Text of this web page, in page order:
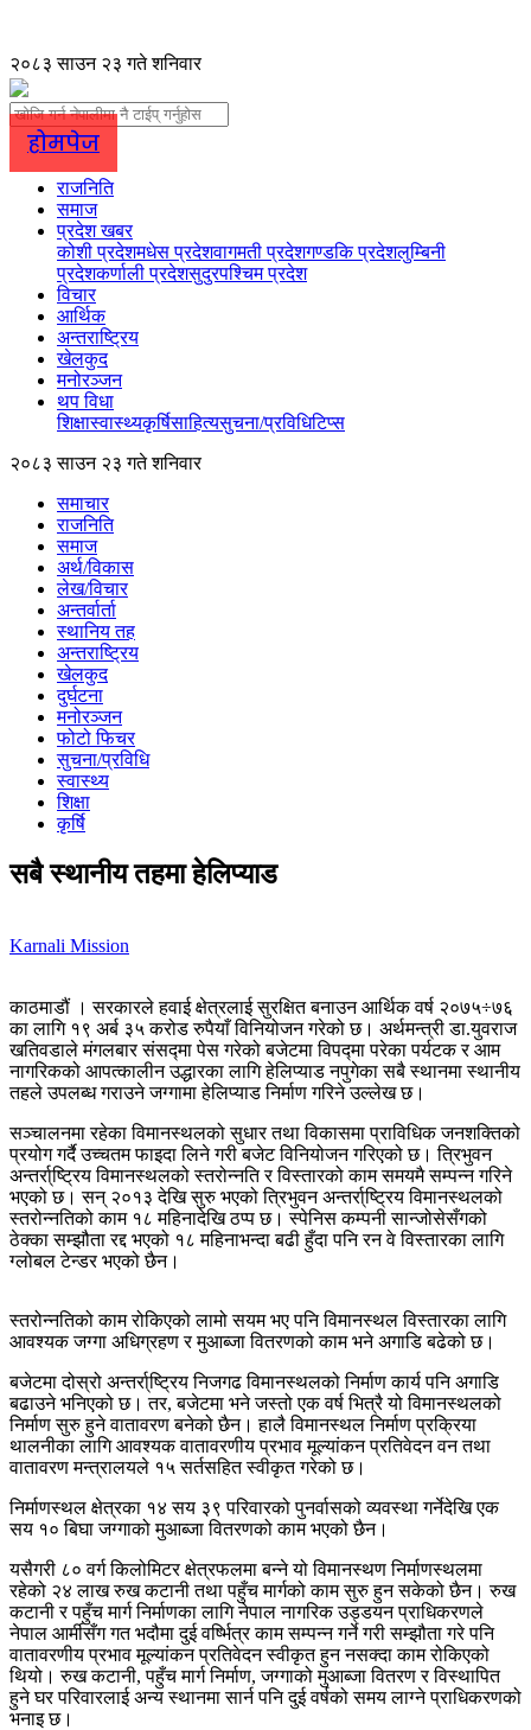
२०८३ साउन २३ गते शनिवार
होमपेज
राजनिति
समाज
प्रदेश खबर
कोशी प्रदेशमधेस प्रदेशवागमती प्रदेशगण्डकि प्रदेशलुम्बिनी
प्रदेशकर्णाली प्रदेशसुदुरपश्चिम प्रदेश
विचार
आर्थिक
अन्तराष्ट्रिय
खेलकुद
मनोरञ्जन
थप विधा
शिक्षास्वास्थ्यकृर्षिसाहित्यसुचना/प्रविधिटिप्स
२०८३ साउन २३ गते शनिवार
समाचार
राजनिति
समाज
अर्थ/विकास
लेख/विचार
अन्तर्वार्ता
स्थानिय तह
अन्तराष्ट्रिय
खेलकुद
दुर्घटना
मनोरञ्जन
फोटो फिचर
सुचना/प्रविधि
स्वास्थ्य
शिक्षा
कृर्षि
सबै स्थानीय तहमा हेलिप्याड
Karnali Mission
काठमाडौं । सरकारले हवाई क्षेत्रलाई सुरक्षित बनाउन आर्थिक वर्ष २०७५÷७६
का लागि १९ अर्ब ३५ करोड रुपैयाँ विनियोजन गरेको छ। अर्थमन्त्री डा.युवराज
खतिवडाले मंगलबार संसद्मा पेस गरेको बजेटमा विपद्मा परेका पर्यटक र आम
नागरिकको आपत्कालीन उद्धारका लागि हेलिप्याड नपुगेका सबै स्थानमा स्थानीय
तहले उपलब्ध गराउने जग्गामा हेलिप्याड निर्माण गरिने उल्लेख छ।
सञ्चालनमा रहेका विमानस्थलको सुधार तथा विकासमा प्राविधिक जनशक्तिको
प्रयोग गर्दै उच्चतम फाइदा लिने गरी बजेट विनियोजन गरिएको छ। त्रिभुवन
अन्तर्रा्ष्ट्रिय विमानस्थलको स्तरोन्नति र विस्तारको काम समयमै सम्पन्न गरिने
भएको छ। सन् २०१३ देखि सुरु भएको त्रिभुवन अन्तर्रा्ष्ट्रिय विमानस्थलको
स्तरोन्नतिको काम १८ महिनादेखि ठप्प छ। स्पेनिस कम्पनी सान्जोसेसँगको
ठेक्का सम्झौता रद्द भएको १८ महिनाभन्दा बढी हुँदा पनि रन वे विस्तारका लागि
ग्लोबल टेन्डर भएको छैन।
स्तरोन्नतिको काम रोकिएको लामो सयम भए पनि विमानस्थल विस्तारका लागि
आवश्यक जग्गा अधिग्रहण र मुआब्जा वितरणको काम भने अगाडि बढेको छ।
बजेटमा दोस्रो अन्तर्रा्ष्ट्रिय निजगढ विमानस्थलको निर्माण कार्य पनि अगाडि
बढाउने भनिएको छ। तर, बजेटमा भने जस्तो एक वर्ष भित्रै यो विमानस्थलको
निर्माण सुरु हुने वातावरण बनेको छैन। हालै विमानस्थल निर्माण प्रक्रिया
थालनीका लागि आवश्यक वातावरणीय प्रभाव मूल्यांकन प्रतिवेदन वन तथा
वातावरण मन्त्रालयले १५ सर्तसहित स्वीकृत गरेको छ।
निर्माणस्थल क्षेत्रका १४ सय ३९ परिवारको पुनर्वासको व्यवस्था गर्नेदेखि एक
सय १० बिघा जग्गाको मुआब्जा वितरणको काम भएको छैन।
यसैगरी ८० वर्ग किलोमिटर क्षेत्रफलमा बन्ने यो विमानस्थण निर्माणस्थलमा
रहेको २४ लाख रुख कटानी तथा पहुँच मार्गको काम सुरु हुन सकेको छैन। रुख
कटानी र पहुँच मार्ग निर्माणका लागि नेपाल नागरिक उड्डयन प्राधिकरणले
नेपाल आर्मीसँग गत भदौमा दुई वर्ष्भित्र काम सम्पन्न गर्ने गरी सम्झौता गरे पनि
वातावरणीय प्रभाव मूल्यांकन प्रतिवेदन स्वीकृत हुन नसक्दा काम रोकिएको
थियो। रुख कटानी, पहुँच मार्ग निर्माण, जग्गाको मुआब्जा वितरण र विस्थापित
हुने घर परिवारलाई अन्य स्थानमा सार्न पनि दुई वर्षको समय लाग्ने प्राधिकरणको
भनाइ छ।